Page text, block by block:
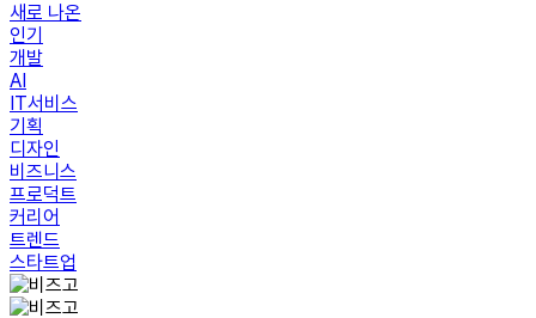
새로 나온
인기
개발
AI
IT서비스
기획
디자인
비즈니스
프로덕트
커리어
트렌드
스타트업